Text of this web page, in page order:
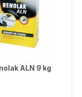
ALN 9 kg